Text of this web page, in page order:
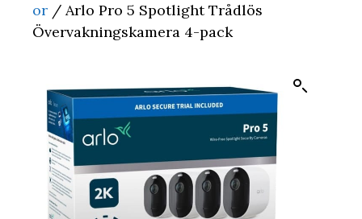
or / Arlo Pro 5 Spotlight Trådlös
Övervakningskamera 4-pack